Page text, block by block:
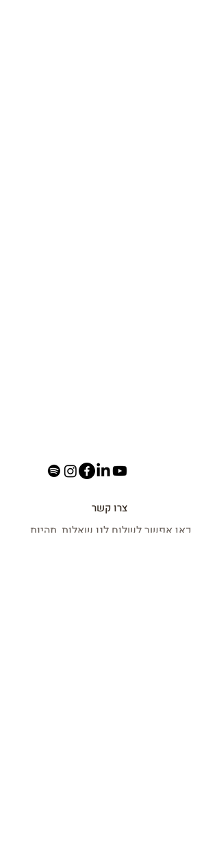
צרו קשר
כאן אפשר לשלוח לנו שאלות, תהיות,